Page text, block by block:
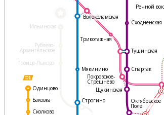
Ильинская
Рублево-
Архангельское
Троице-Лыково
Сходненская
Трикотажная
Волоколамская
Тушинская
Мякинино
Строгино
Одинцово
Баковка
Сколково
Спартак
Щукинская
Октябрьское
Поле
Речной
Покровское-
Стрешнево